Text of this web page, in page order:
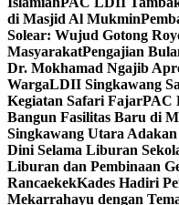
di Masjid Al Mukmin
Solear: Wujud Gotong
MasyarakatPengajian
Dr. Mokhamad Ngajib
WargaLDII Singkawang
Kegiatan Safari FajarPAC
Bangun Fasilitas Baru di
Singkawang Utara
Dini Selama Liburan
Liburan dan Pembinaan
RancaekekKades Hadiri
Mekarrahayu dengan